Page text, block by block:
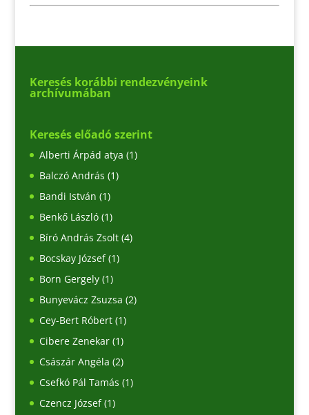
Keresés korábbi rendezvényeink
archívumában
Keresés előadó szerint
Alberti Árpád atya (1)
Balczó András (1)
Bandi István (1)
Benkő László(1)
Bíró András Zsolt(4)
Bocskay József(1)
Born Gergely(1)
Bunyevácz Zsuzsa (2)
Cey-Bert Róbert(1)
Cibere Zenekar(1)
Császár Angéla (2)
Csefkó Pál Tamás (1)
Czencz József(1)